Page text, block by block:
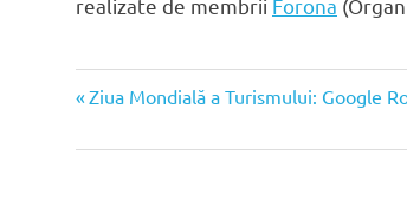
Post
navigation
Previous
Ziua Mondială a Turismului: Google